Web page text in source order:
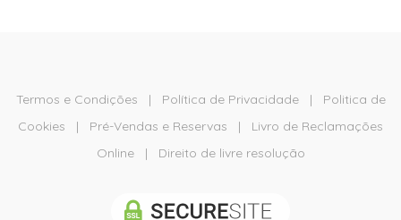
Termos e Condições | Política de Privacidade| Politica de
Cookies | Pré-Vendas e Reservas | Livro de Reclamações
Online| Direito de livre resolução